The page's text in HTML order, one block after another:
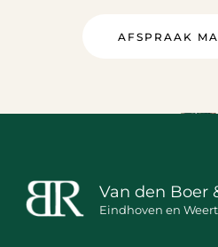
AFSPRAAK
Van den Boer
Eindhoven en Weert